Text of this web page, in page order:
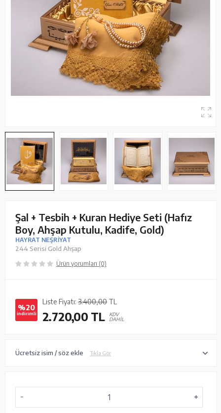
Şal + Tesbih + Kuran Hediye Seti (Hafız
Boy, Ahşap Kutulu, Kadife, Gold)
HAYRAT NEŞRİYAT
244 Serisi Gold Ahşap
Ürün yorumları (0)
%20
indirimli
Liste Fiyatı: 3.400,00 TL
2.720,00 TL
KDV
DAHİL
Ücretsiz isim / söz ekle Tıkla Gör